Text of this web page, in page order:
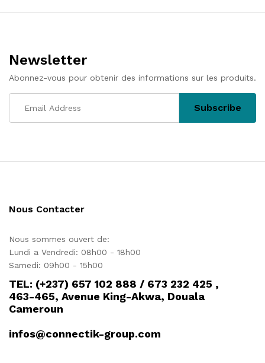
Newsletter
Abonnez-vous pour obtenir des informations sur les produits.
Nous Contacter
Nous sommes ouvert de:
Lundi a Vendredi: 08h00 - 18h00
Samedi: 09h00 - 15h00
TEL: (+237) 657 102 888 / 673 232 425 ,
463-465, Avenue King-Akwa, Douala
Cameroun
infos@connectik-group.com